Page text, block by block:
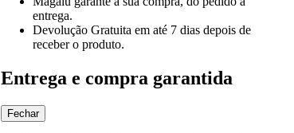
entrega.
Devolução Gratuita em até 7 dias depois de
receber o produto.
Entrega e compra garantida
Fechar